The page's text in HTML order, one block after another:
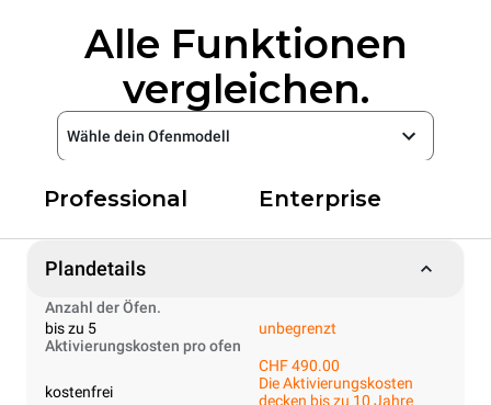
Alle Funktionen
vergleichen.
Wähle dein Ofenmodell
Professional Enterprise
Plandetails
Anzahl der Öfen.
bis zu 5
unbegrenzt
Aktivierungskosten pro ofen
kostenfrei
CHF 490.00
Die Aktivierungskosten
decken bis zu 10 Jahre